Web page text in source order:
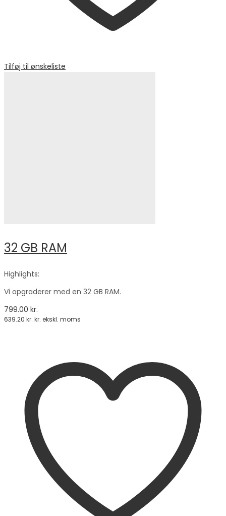
Tilføj til ønskeliste
32 GB RAM
Highlights:
Vi opgraderer med en 32 GB RAM.
799.00 kr.
639.20 kr. kr. ekskl. moms